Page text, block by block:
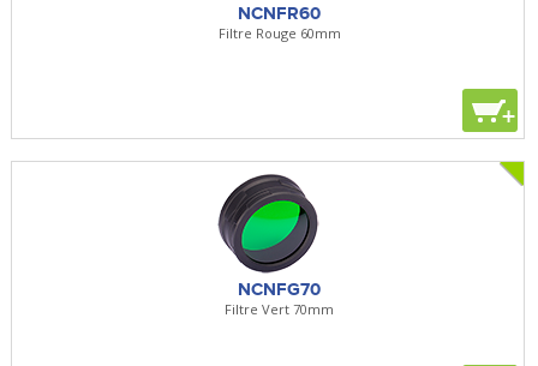
NCNFR60
Filtre Rouge 60mm
+
NCNFG70
Filtre Vert 70mm